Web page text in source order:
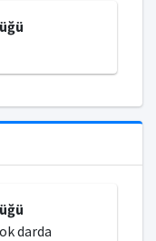
darda